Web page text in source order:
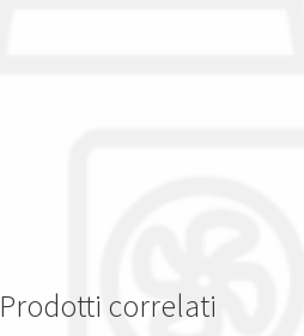
Prodotti correlati